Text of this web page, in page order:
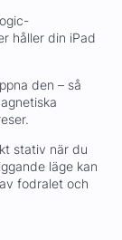
håller din iPad
den – så
stativ när du
läge kan
fodralet och